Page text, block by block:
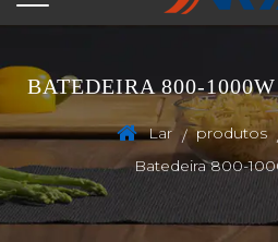
BATEDEIRA 800-
Lar / produtos
Batedeira 800-